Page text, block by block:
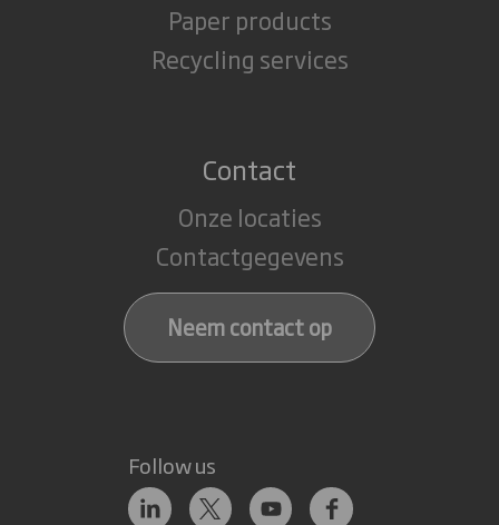
Paper products
Recycling services
Contact
Onze locaties
Contactgegevens
Neem contact op
Follow us